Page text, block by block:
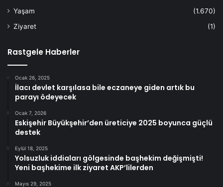
Yaşam
(1.670)
Ziyaret
(1)
Rastgele Haberler
Ocak 26, 2025
İlacı devlet karşılasa bile eczaneye giden artık bu
parayı ödeyecek
Ocak 7, 2026
Eskişehir Büyükşehir’den üreticiye 2025 boyunca güçlü
destek
Eylül 18, 2025
Yolsuzluk iddiaları gölgesinde başhekim değişmişti!
Yeni başhekime ilk ziyaret AKP’lilerden
Mayıs 29, 2025